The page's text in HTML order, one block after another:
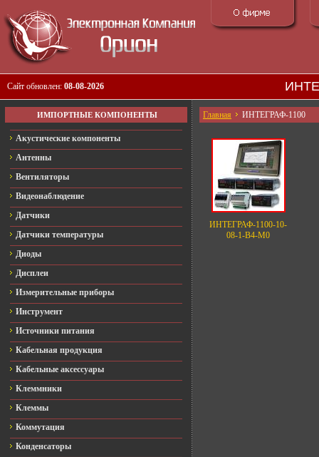
Сайт обновлен: 08-08-2026
ИМПОРТНЫЕ КОМПОНЕНТЫ
Акустические компоненты
Антенны
Вентиляторы
Видеонаблюдение
Датчики
Датчики температуры
Диоды
Дисплеи
Измерительные приборы
Инструмент
Источники питания
Кабельная продукция
Кабельные аксессуары
Клеммники
Клеммы
Коммутация
Конденсаторы
Главная ИНТЕГРАФ-1100
ИНТЕГРАФ-1100-10-
08-1-В4-M0